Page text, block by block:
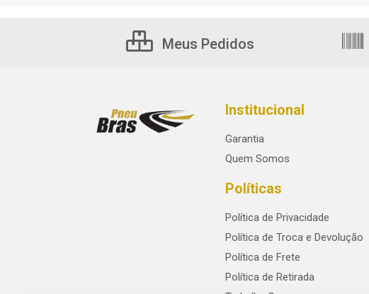
Meus Pedidos
Institucional
Garantia
Quem Somos
Políticas
Política de Privacidade
Política de Troca e Devolução
Política de Frete
Política de Retirada